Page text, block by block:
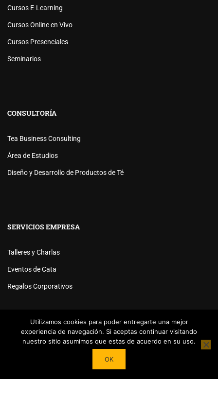
Cursos E-Learning
Cursos Online en Vivo
Cursos Presenciales
Seminarios
CONSULTORÍA
Tea Business Consulting
Área de Estudios
Diseño y Desarrollo de Productos de Té
SERVICIOS EMPRESA
Talleres y Charlas
Eventos de Cata
Regalos Corporativos
Powered byTea Institute Latinoamérica ® 2026. Todos Los
Utilizamos cookies para poder entregarte una mejor
experiencia de navegación. Si aceptas continuar visitando
nuestro sitio asumimos que estas de acuerdo en su uso.
OK